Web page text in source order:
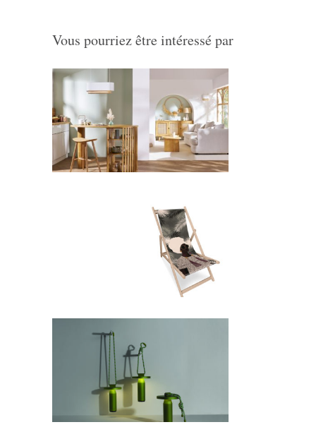
Vous pourriez être intéressé par